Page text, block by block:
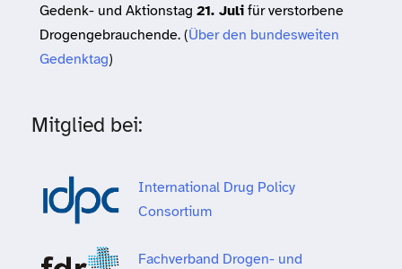
Gedenk- und Aktionstag 21. Julifür verstorbene
Drogengebrauchende. (Über den bundesweiten
Gedenktag)
Mitglied bei:
International Drug Policy
Consortium
Fachverband Drogen- und